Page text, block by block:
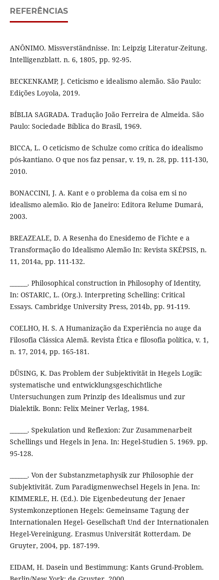
REFERÊNCIAS
ANÔNIMO. Missverständnisse. In: Leipzig Literatur-Zeitung.
Intelligenzblatt. n. 6, 1805, pp. 92-95.
BECKENKAMP, J. Ceticismo e idealismo alemão. São Paulo:
Edições Loyola, 2019.
BÍBLIA SAGRADA. Tradução João Ferreira de Almeida. São
Paulo: Sociedade Bíblica do Brasil, 1969.
BICCA, L. O ceticismo de Schulze como crítica do idealismo
pós-kantiano. O que nos faz pensar, v. 19, n. 28, pp. 111-130,
2010.
BONACCINI, J. A. Kant e o problema da coisa em si no
idealismo alemão. Rio de Janeiro: Editora Relume Dumará,
2003.
BREAZEALE, D. A Resenha do Enesidemo de Fichte e a
Transformação do Idealismo Alemão In: Revista SKÉPSIS, n.
11, 2014a, pp. 111-132.
______. Philosophical construction in Philosophy of Identity,
In: OSTARIC, L. (Org.). Interpreting Schelling: Critical
Essays. Cambridge University Press, 2014b, pp. 91-119.
COELHO, H. S. A Humanização da Experiência no auge da
Filosofia Clássica Alemã. Revista Ética e filosofia política, v. 1,
n. 17, 2014, pp. 165-181.
DÜSING, K. Das Problem der Subjektivität in Hegels Logik:
systematische und entwicklungsgeschichtliche
Untersuchungen zum Prinzip des Idealismus und zur
Dialektik. Bonn: Felix Meiner Verlag, 1984.
______. Spekulation und Reflexion: Zur Zusammenarbeit
Schellings und Hegels in Jena. In: Hegel-Studien 5. 1969. pp.
95-128.
______. Von der Substanzmetaphysik zur Philosophie der
Subjektivität. Zum Paradigmenwechsel Hegels in Jena. In:
KIMMERLE, H. (Ed.). Die Eigenbedeutung der Jenaer
Systemkonzeptionen Hegels: Gemeinsame Tagung der
Internationalen Hegel- Gesellschaft Und der Internationalen
Hegel-Vereinigung. Erasmus Universität Rotterdam. De
Gruyter, 2004, pp. 187-199.
EIDAM, H. Dasein und Bestimmung: Kants Grund-Problem.